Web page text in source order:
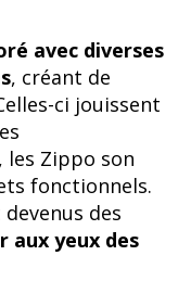
avec diverses
, créant de
ci jouissent
les Zippo son
fonctionnels.
des
aux yeux des